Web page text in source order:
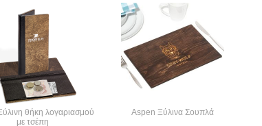
θήκη λογαριασμού
με τσέπη
Aspen Ξύλινα Σουπλά